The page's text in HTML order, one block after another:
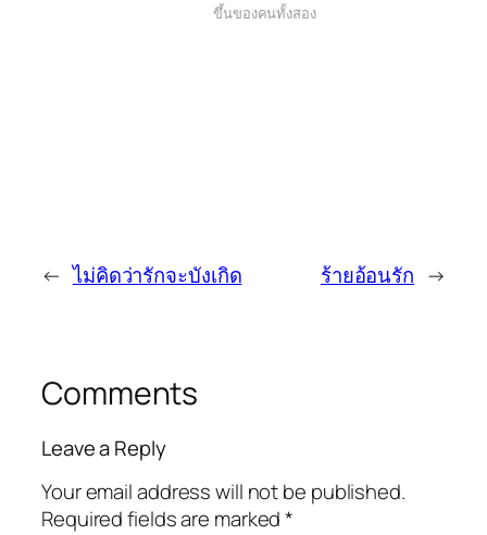
ขึ้นของคนทั้งสอง
← ไม่คิดว่ารักจะบังเกิด ร้ายอ้อนรัก →
Comments
Leave a Reply
Your email address will not be published.
Required fields are marked*